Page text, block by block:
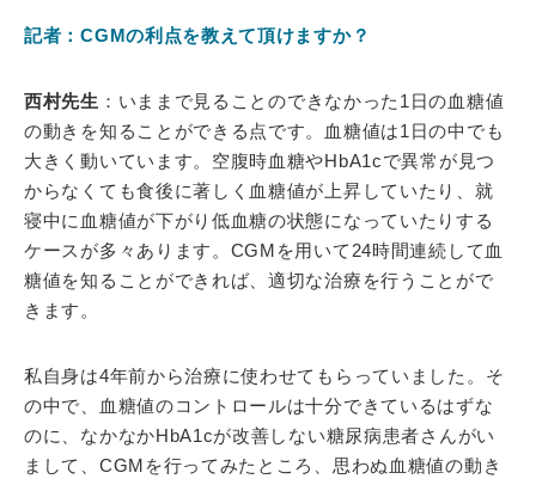
記者：CGMの利点を教えて頂けますか？
西村先生 ：いままで見ることのできなかった1日の血糖値
の動きを知ることができる点です。血糖値は1日の中でも
大きく動いています。空腹時血糖やHbA1cで異常が見つ
からなくても食後に著しく血糖値が上昇していたり、就
寝中に血糖値が下がり低血糖の状態になっていたりする
ケースが多々あります。CGMを用いて24時間連続して血
糖値を知ることができれば、適切な治療を行うことがで
きます。
私自身は4年前から治療に使わせてもらっていました。そ
の中で、血糖値のコントロールは十分できているはずな
のに、なかなかHbA1cが改善しない糖尿病患者さんがい
まして、CGMを行ってみたところ、思わぬ血糖値の動き